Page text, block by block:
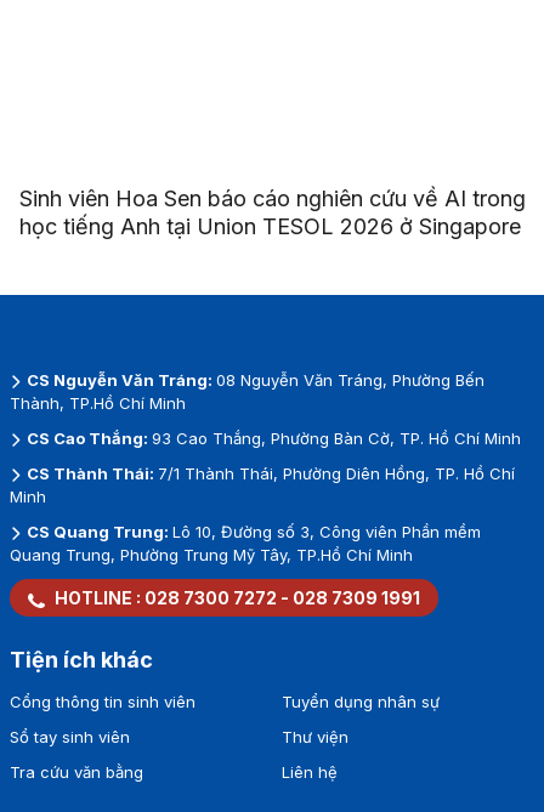
Sinh viên Hoa Sen báo cáo nghiên cứu về AI trong
học tiếng Anh tại Union TESOL 2026 ở Singapore
CS Nguyễn Văn Tráng: 08 Nguyễn Văn Tráng, Phường Bến
Thành, TP.Hồ Chí Minh
CS Cao Thắng: 93 Cao Thắng, Phường Bàn Cờ, TP. Hồ Chí Minh
CS Thành Thái: 7/1 Thành Thái, Phường Diên Hồng, TP. Hồ Chí
Minh
CS Quang Trung: Lô 10, Đường số 3, Công viên Phần mềm
Quang Trung, Phường Trung Mỹ Tây, TP.Hồ Chí Minh
HOTLINE : 028 7300 7272 - 028 7309 1991
Tiện ích khác
Cổng thông tin sinh viên
Sổ tay sinh viên
Tra cứu văn bằng
Tuyển dụng nhân sự
Thư viện
Liên hệ